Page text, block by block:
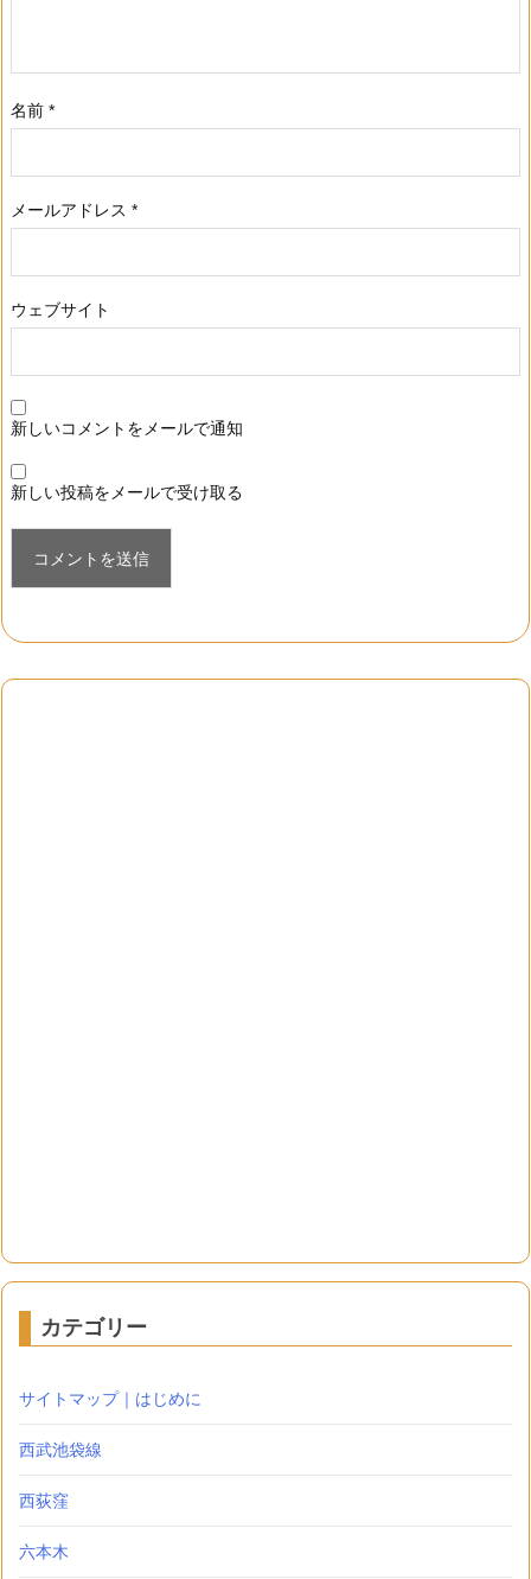
名前 *
メールアドレス *
ウェブサイト
新しいコメントをメールで通知
新しい投稿をメールで受け取る
カテゴリー
サイトマップ｜はじめに
西武池袋線
西荻窪
六本木